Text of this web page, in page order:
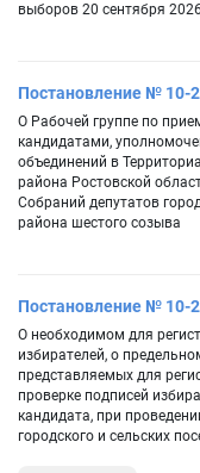
выборов 20 сентября
Постановление № 10-
О Рабочей группе по
кандидатами,
объединений в
района Ростовской
Собраний депутатов
района шестого созыва
Постановление № 10-
О необходимом для
избирателей, о
представляемых для
проверке подписей
кандидата, при
городского и сельских